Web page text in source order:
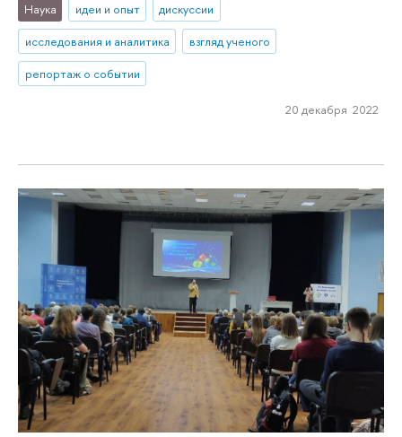
Наука идеи и опыт
дискуссии
исследования и аналитика
взгляд ученого
репортаж о событии
20 декабря 2022